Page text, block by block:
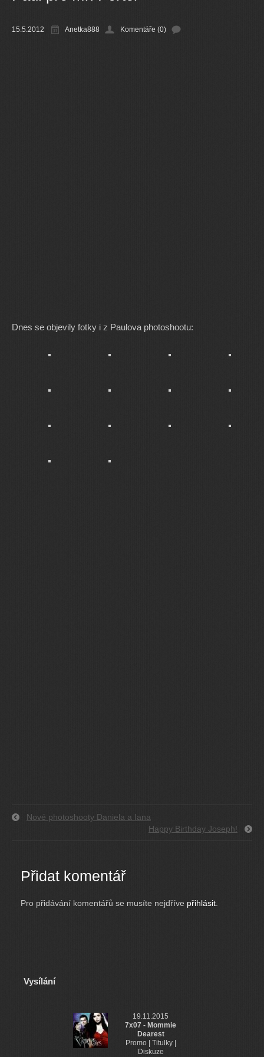
15.5.2012 Anetka888 Komentáře (0)
Dnes se objevily fotky i z Paulova photoshootu:
Nové photoshooty Daniela a Iana
Happy Birthday Joseph!
Přidat komentář
Pro přidávání komentářů se musíte nejdříve přihlásit
Vysílání
19.11.2015
7x07 - Mommie
Dearest
Promo | Titulky |
Diskuze